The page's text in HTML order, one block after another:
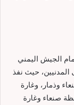
الجيش اليمني
المدنيين، حيث نفذ
وذمار، وغارة
صنعاء وغارة